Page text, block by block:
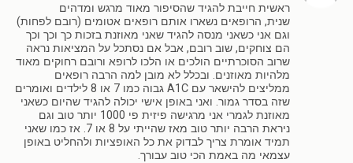
ראשית חייבת להגיד שהסיפור מאוד מרגש ומדהים
שנית, הרופאים נשארו אותם רופאים אטומים (רובם לפחות)
וגם אני כשאני מנסה להגיד שאני מאוזנת בזכות כך וכך וכך
הם צוחקים, שוב רובם, אבל אם נסתכל על המציאות נראה
שרוב הסוכרתיים הולכים או הלכו לרופא ורובם רחוקים מאוד
מלהיות מאוזנים. ובכלל לא מובן למה הרבה רופאים
ממליצים להישאר עם A1C גבוה כמו 7 או 8 לילדים ואומרים
שזה בסדר גמור. ואני באופן אישי יכולה להגיד שהיום כשאני
מאוזנת לגמרי אני מרגישה פיזית פי 1000 יותר טוב וגם
ניראת הרבה יותר טוב מאז שהייתי על 8 או 7. אז כמו שאני
תמיד אומרת צריך לבדוק את כל האופציות ולהחליט באופן
עצמאי מה באמת הכי טוב עבורך.